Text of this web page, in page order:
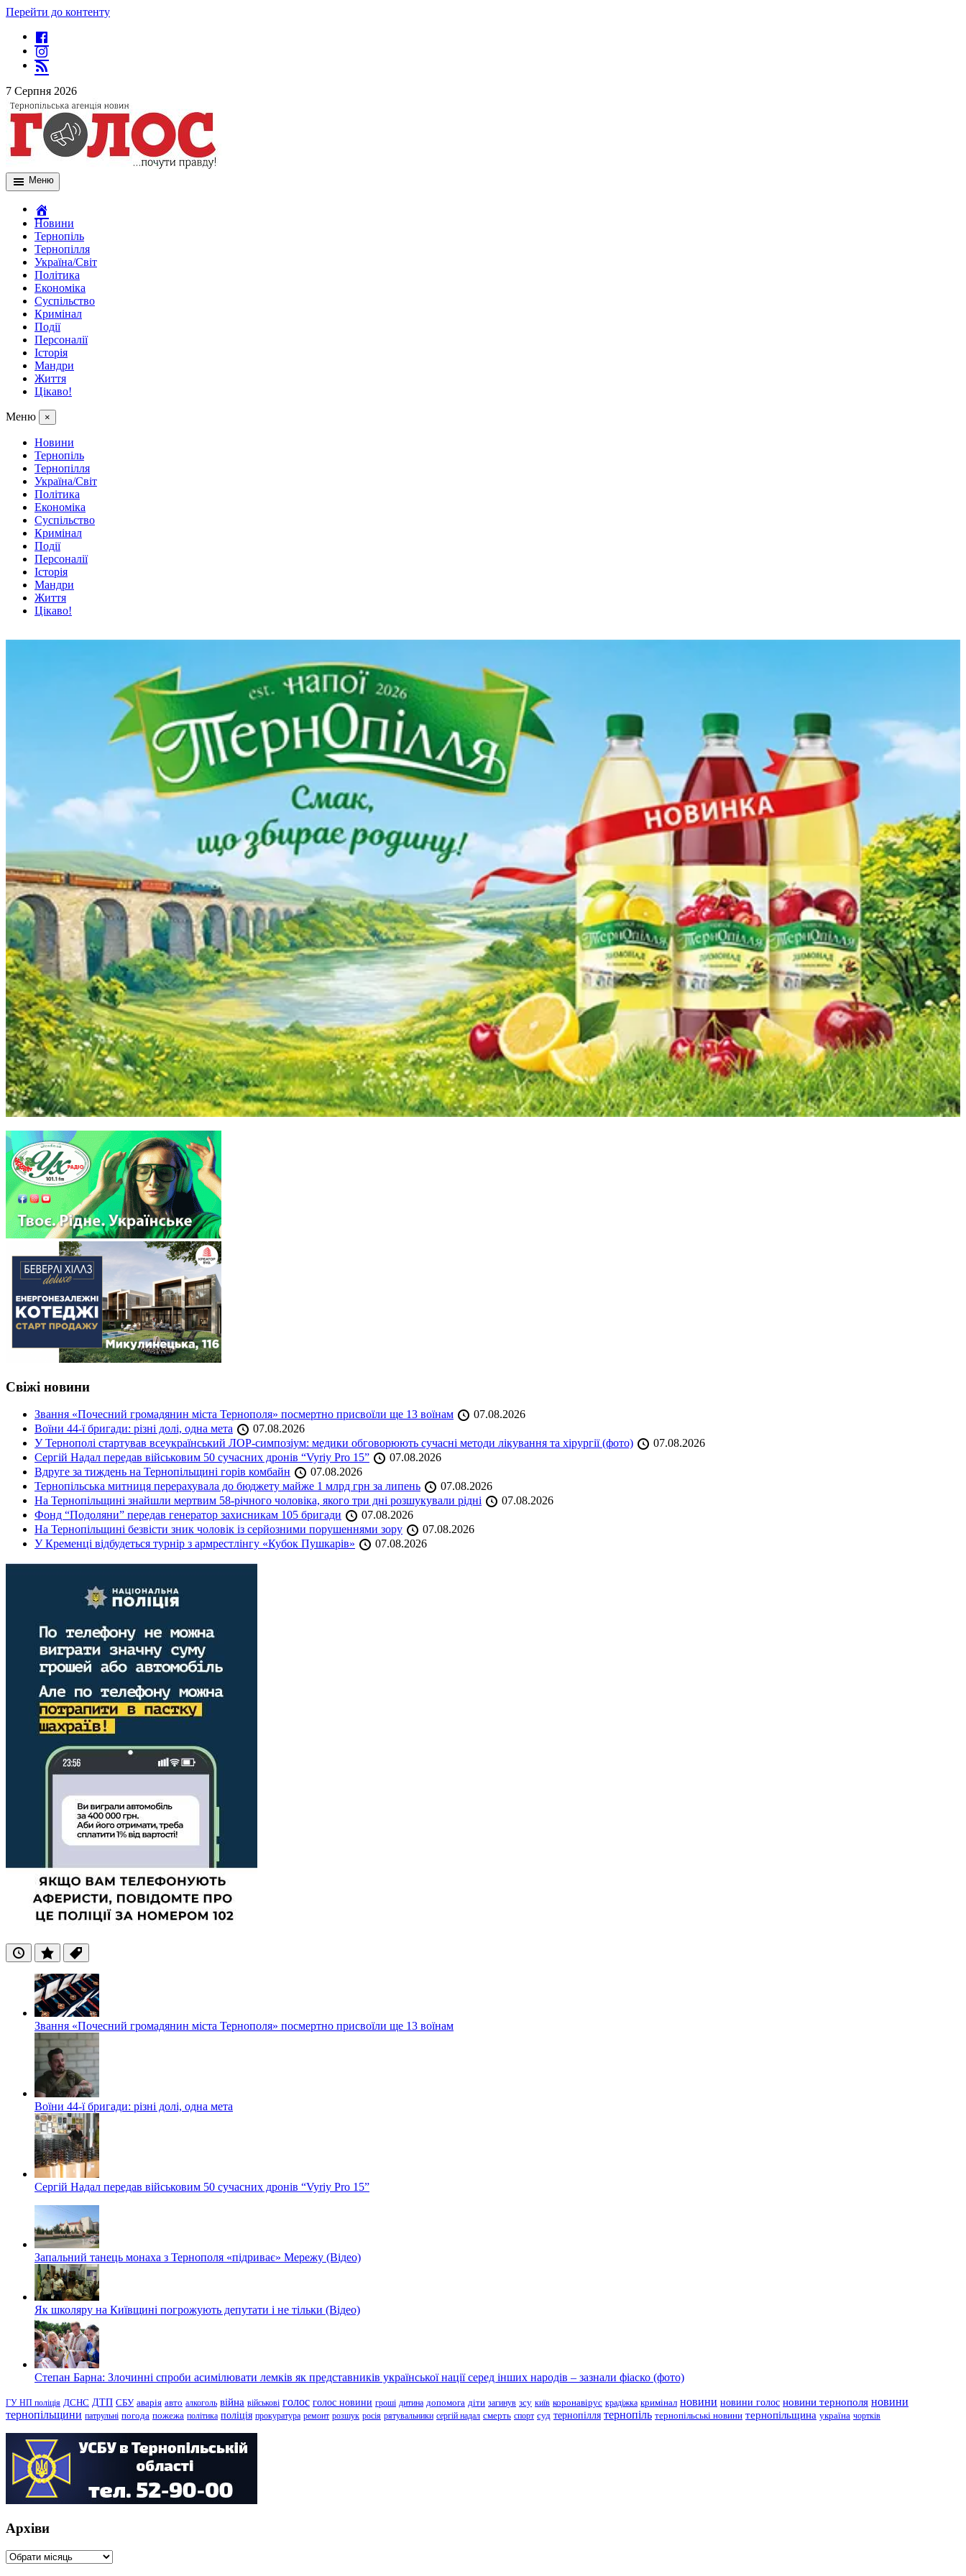
Перейти до контенту
7 Серпня 2026
Меню
Новини
Тернопіль
Тернопілля
Україна/Світ
Політика
Економіка
Суспільство
Кримінал
Події
Персоналії
Історія
Мандри
Життя
Цікаво!
Меню ×
Новини
Тернопіль
Тернопілля
Україна/Світ
Політика
Економіка
Суспільство
Кримінал
Події
Персоналії
Історія
Мандри
Життя
Цікаво!
Свіжі новини
Звання «Почесний громадянин міста Тернополя» посмертно присвоїли ще 13 воїнам
07.08.2026
Воїни 44-ї бригади: різні долі, одна мета
07.08.2026
У Тернополі стартував всеукраїнський ЛОР-симпозіум: медики обговорюють сучасні методи лікування та хірургії (фото)
07.08.2026
Сергій Надал передав військовим 50 сучасних дронів “Vyriy Pro 15”
07.08.2026
Вдруге за тиждень на Тернопільщині горів комбайн
07.08.2026
Тернопільська митниця перерахувала до бюджету майже 1 млрд грн за липень
07.08.2026
На Тернопільщині знайшли мертвим 58-річного чоловіка, якого три дні розшукували рідні
07.08.2026
Фонд “Подоляни” передав генератор захисникам 105 бригади
07.08.2026
На Тернопільщині безвісти зник чоловік із серйозними порушеннями зору
07.08.2026
У Кременці відбудеться турнір з армрестлінгу «Кубок Пушкарів»
07.08.2026
ОстанніПопулярні
Теги
Звання «Почесний громадянин міста Тернополя» посмертно присвоїли ще 13 воїнам
Воїни 44-ї бригади: різні долі, одна мета
Сергій Надал передав військовим 50 сучасних дронів “Vyriy Pro 15”
Запальний танець монаха з Тернополя «підриває» Мережу (Відео)
Як школяру на Київщині погрожують депутати і не тільки (Відео)
Степан Барна: Злочинні спроби асимілювати лемків як представників української нації серед інших народів – зазнали фіаско (фото)
ГУ НП поліція ДСНС ДТП СБУ аварія авто алкоголь війна військові голос голос новини гроші дитина допомога діти загинув зсу київ коронавірус крадіжка кримінал новини новини голос новини тернополя новини
тернопільщини патрульні погода пожежа політика поліція прокуратура ремонт розшук росія рятувальники сергій надал смерть спорт суд тернопілля тернопіль тернопільські новини тернопільщина україна чортків
Архіви
Архіви